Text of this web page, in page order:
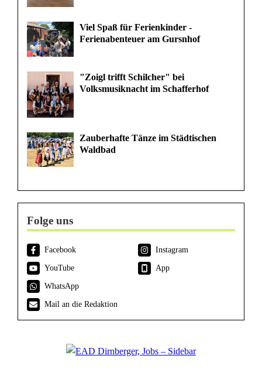
Viel Spaß für Ferienkinder -
Ferienabenteuer am Gursnhof
"Zoigl trifft Schilcher" bei
Volksmusiknacht im Schafferhof
Zauberhafte Tänze im Städtischen
Waldbad
Folge uns
Facebook
Instagram
YouTube
App
WhatsApp
Mail an die Redaktion